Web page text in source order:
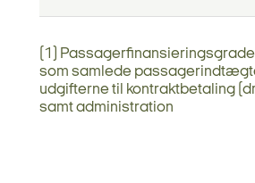
(1)
som samlede
udgifterne til kontraktbetaling
samt administration